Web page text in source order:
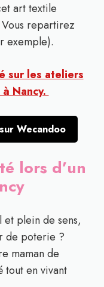
art textile
repartirez
exemple).
sur les ateliers
Nancy.
Wecandoo
lors d’un
et plein de sens,
de poterie ?
maman de
tout en vivant